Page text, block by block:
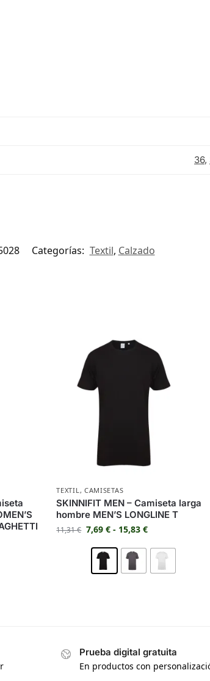
36,
Categorías: Textil, Calzado
TEXTIL, CAMISETAS
SKINNIFIT MEN – Camiseta larga
hombre MEN’S LONGLINE T
11,31€ 7,69€ - 15,83€
Prueba digital gratuita
En productos con